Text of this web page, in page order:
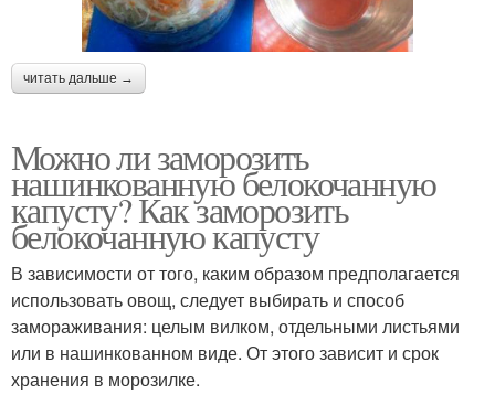
читать дальше →
Можно ли заморозить
нашинкованную белокочанную
капусту? Как заморозить
белокочанную капусту
В зависимости от того, каким образом предполагается
использовать овощ, следует выбирать и способ
замораживания: целым вилком, отдельными листьями
или в нашинкованном виде. От этого зависит и срок
хранения в морозилке.